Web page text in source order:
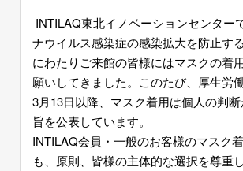
INTILAQ東北イノベーションセンター
ナウイルス感染症の感染拡大を防止す
にわたりご来館の皆様にはマスクの着
願いしてきました。このたび、厚生労
3月13日以降、マスク着用は個人の判
旨を公表しています。
INTILAQ会員・一般のお客様のマスク
も、原則、皆様の主体的な選択を尊重